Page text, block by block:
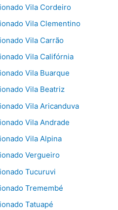
Vila Cordeiro
Vila Clementino
Vila Carrão
Vila Califórnia
Vila Buarque
Vila Beatriz
Vila Aricanduva
Vila Andrade
Vila Alpina
Vergueiro
Tucuruvi
Tremembé
Tatuapé